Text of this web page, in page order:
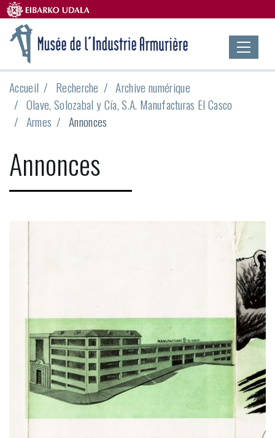
Accueil Recherche
Archive numérique
Olave, Solozabal y Cía, S.A. Manufacturas El Casco
Armes
Annonces
Annonces